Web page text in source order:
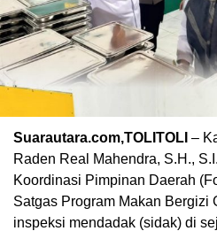
Suarautara.com,TOLITOLI –
Raden Real Mahendra, S.H.,
Koordinasi Pimpinan Daerah
Satgas Program Makan Bergizi
inspeksi mendadak (sidak) di